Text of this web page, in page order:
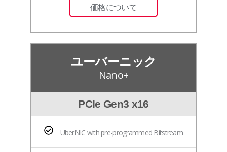
価格について
ユーバーニック
Nano+
PCIe Gen3 x16
ÜberNIC with pre-programmed Bitstream